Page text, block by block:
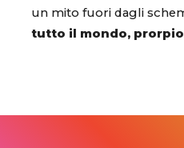
un mito fuori dagli
tutto il mondo, prorpio